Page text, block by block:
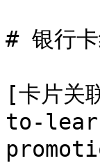
# 银行
[卡片
to-